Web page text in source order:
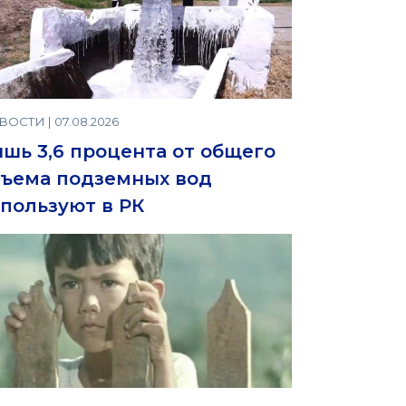
| 07.08.2026
3,6 процента от общего
подземных вод
в РК